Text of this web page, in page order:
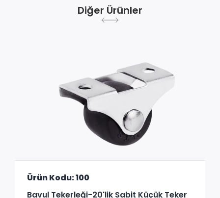
Diğer Ürünler
Ürün Kodu: 100
Bavul Tekerleği-20'lik Sabit Küçük Teker